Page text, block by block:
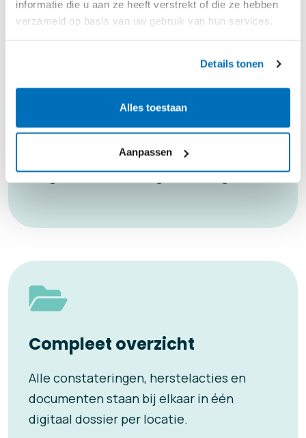
informatie die u aan ze heeft verstrekt of die ze hebben
verzameld op basis van uw gebruik van hun services.
Details tonen
Alles toestaan
Aanpassen
Notificaties & opvolging
Iedere gebruiker krijgt automatisch een
melding bij nieuwe constateringen,
toegewezen taken of goedkeuringen.
Compleet overzicht
Alle constateringen, herstelacties en
documenten staan bij elkaar in één
digitaal dossier per locatie.